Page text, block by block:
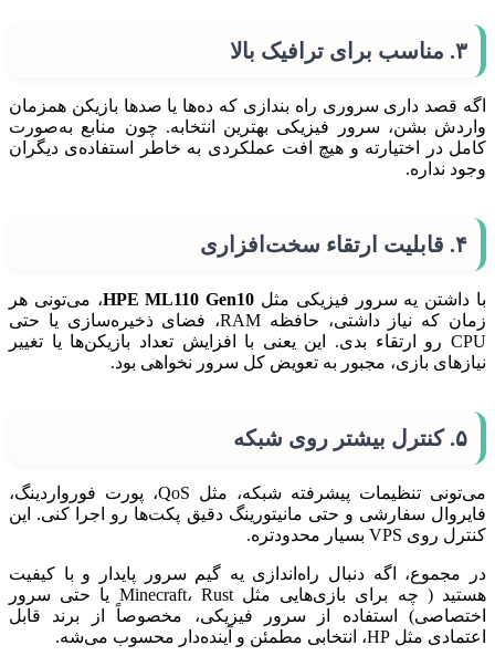
۳. مناسب برای ترافیک بالا
اگه قصد داری سروری راه بندازی که ده‌ها یا صدها بازیکن همزمان
واردش بشن، سرور فیزیکی بهترین انتخابه. چون منابع به‌صورت
کامل در اختیارته و هیچ افت عملکردی به خاطر استفاده‌ی دیگران
وجود نداره.
۴. قابلیت ارتقاء سخت‌افزاری
با داشتن یه سرور فیزیکی مثل HPE ML110 Gen10، می‌تونی هر
زمان که نیاز داشتی، حافظه RAM، فضای ذخیره‌سازی یا حتی
CPU رو ارتقاء بدی. این یعنی با افزایش تعداد بازیکن‌ها یا تغییر
نیازهای بازی، مجبور به تعویض کل سرور نخواهی بود.
۵. کنترل بیشتر روی شبکه
می‌تونی تنظیمات پیشرفته شبکه، مثل QoS، پورت فورواردینگ،
فایروال سفارشی و حتی مانیتورینگ دقیق پکت‌ها رو اجرا کنی. این
کنترل روی VPS بسیار محدودتره.
در مجموع، اگه دنبال راه‌اندازی یه گیم سرور پایدار و با کیفیت
هستید ( چه برای بازی‌هایی مثل Minecraft، Rust یا حتی سرور
اختصاصی) استفاده از سرور فیزیکی، مخصوصاً از برند قابل
اعتمادی مثل HP، انتخابی مطمئن و آینده‌دار محسوب می‌شه.